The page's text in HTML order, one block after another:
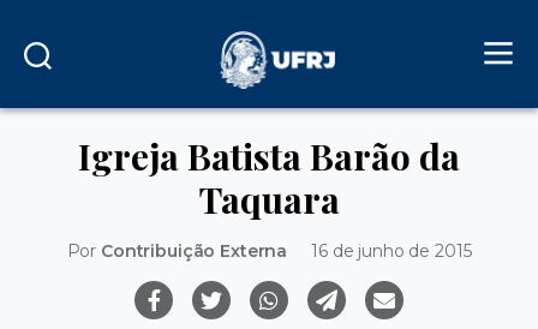
Igreja Batista Barão da
Taquara
Por Contribuição Externa 16 de junho de 2015